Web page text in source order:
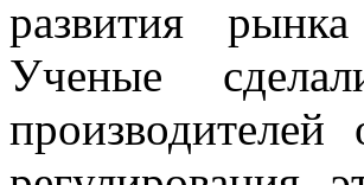
развития
Ученые